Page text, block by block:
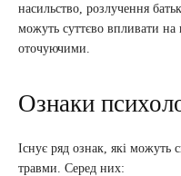
насильство, розлучення
можуть суттєво впливати на
оточуючими.
Ознаки
Існує ряд ознак, які можуть
травми. Серед них: